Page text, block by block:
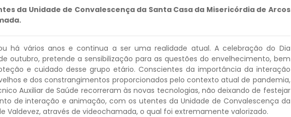
da Unidade de Convalescença da Santa Casa da Misericórdia de Arcos
há vários anos e continua a ser uma realidade atual. A celebração do Dia
outubro, pretende a sensibilização para as questões do envelhecimento, bem
e cuidado desse grupo etário. Conscientes da importância da interação
e dos constrangimentos proporcionados pelo contexto atual de pandemia,
Auxiliar de Saúde recorreram às novas tecnologias, não deixando de festejar
de interação e animação, com os utentes da Unidade de Convalescença da
Valdevez, através de videochamada, o qual foi extremamente valorizado.